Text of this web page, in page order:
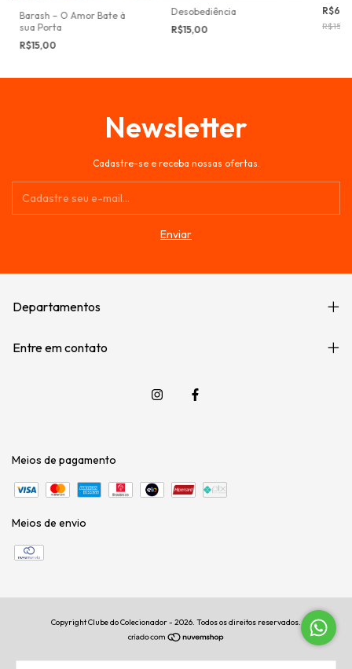
Barash – O Amor Bate à
sua Porta
R$15,00
Desobediência
R$15,00
Newsletter
Cadastre-se e receba nossas ofertas.
Departamentos
Entre em contato
Meios de pagamento
Meios de envio
Copyright Clube do Colecionador - 2026. Todos os direitos reservados.